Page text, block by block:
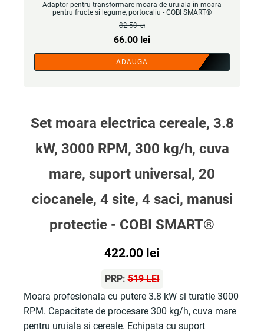
Adaptor pentru transformare moara de uruiala in moara
pentru fructe si legume, portocaliu - COBI SMART®
82.50lei
Prețul
inițial
a
66.00 leiPrețul
curent
este:
ADAUGA
Set moara electrica cereale, 3.8
kW, 3000 RPM, 300 kg/h, cuva
mare, suport universal, 20
ciocanele, 4 site, 4 saci, manusi
protectie - COBI SMART®
422.00 lei
PRP:519 LEI
Moara profesionala cu putere 3.8 kW si turatie 3000
RPM. Capacitate de procesare 300 kg/h, cuva mare
pentru uruiala si cereale. Echipata cu suport